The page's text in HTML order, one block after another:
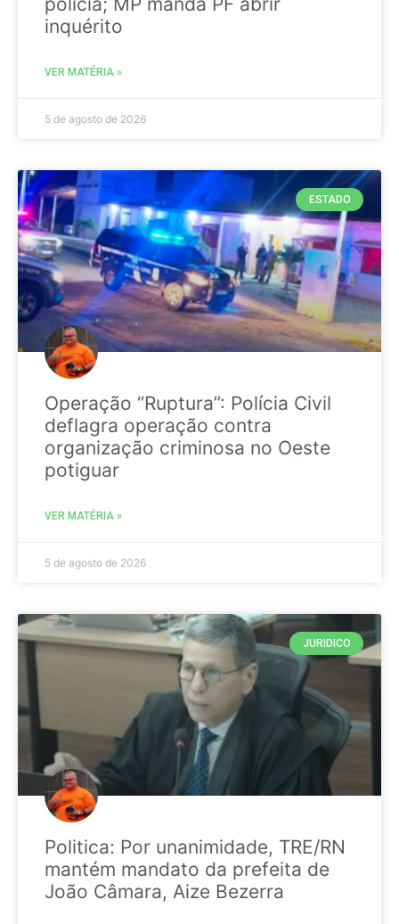
inquérito
VER MATÉRIA »
5 de agosto de 2026
ESTADO
Operação “Ruptura”: Polícia Civil
deflagra operação contra
organização criminosa no Oeste
potiguar
VER MATÉRIA »
5 de agosto de 2026
JURIDICO
Politica: Por unanimidade, TRE/RN
mantém mandato da prefeita de
João Câmara, Aize Bezerra